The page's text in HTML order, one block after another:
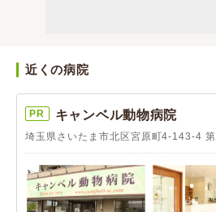
近くの病院
PR キャンベル動物病院
埼玉県さいたま市北区宮原町4-143-4